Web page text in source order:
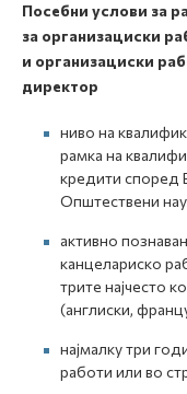
Посебни услови за
за организациски
и организациски
директор
ниво на
рамка на
кредити според
Општествени
активно
канцелариско
трите најчесто
(англиски,
најмалку три
работи или во